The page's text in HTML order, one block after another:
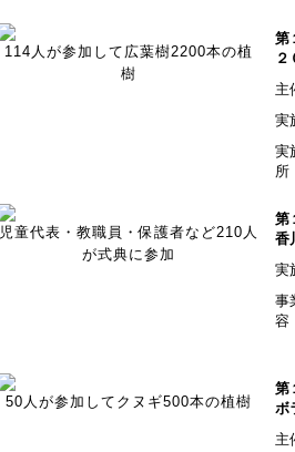
114人が参加して広葉樹2200本の植
樹
第
主
実
実
所
児童代表・教職員・保護者など210人
が式典に参加
第
香
実
事
容
50人が参加してクヌギ500本の植樹
第
ボ
主